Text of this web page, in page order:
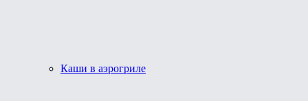
Каши в аэрогриле